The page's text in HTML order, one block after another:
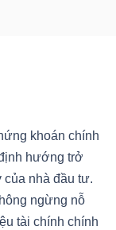
khoán chính
hướng trở
nhà đầu tư.
ngừng nỗ
tài chính chính